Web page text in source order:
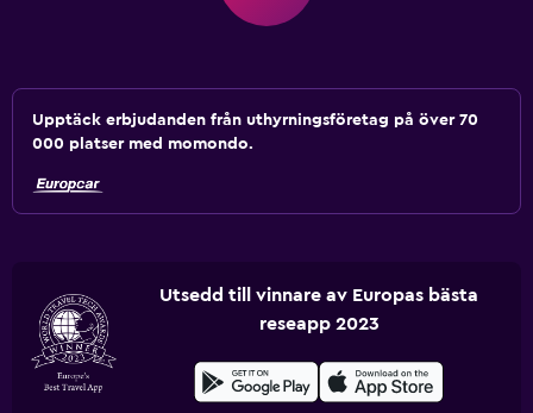
Upptäck erbjudanden från uthyrningsföretag på över 70
000 platser med momondo.
Utsedd till vinnare av Europas bästa
reseapp 2023